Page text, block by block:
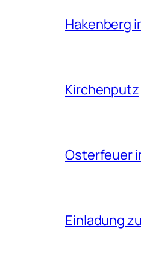
Hakenberg
Kirchenputz
Osterfeuer
Einladung